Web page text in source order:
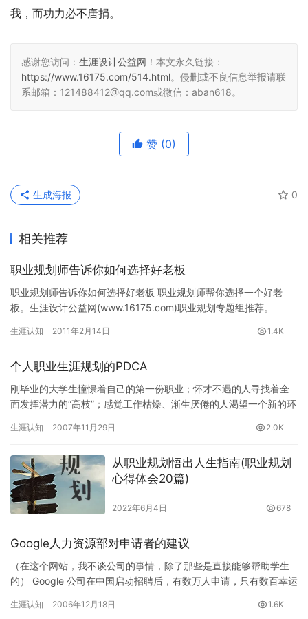
我，而功力必不唐捐。
感谢您访问： 生涯设计公益网 ！本文永久链接：
https://www.16175.com/514.html。侵删或不良信息举报请联
系邮箱：121488412@qq.com或微信：aban618。
赞 (0)
0
生成海报
相关推荐
职业规划师告诉你如何选择好老板
职业规划师告诉你如何选择好老板 职业规划师帮你选择一个好老
板。生涯设计公益网(www.16175.com)职业规划专题组推荐。
生涯认知 2011年2月14日 1.4K
个人职业生涯规划的PDCA
刚毕业的大学生憧憬着自己的第一份职业；怀才不遇的人寻找着全
面发挥潜力的“高枝”；感觉工作枯燥、渐生厌倦的人渴望一个新的环
诚…
生涯认知 2007年11月29日 2.0K
从职业规划悟出人生指南(职业规划
心得体会20篇)
2022年6月4日 678
Google人力资源部对申请者的建议
（在这个网站，我不谈公司的事情，除了那些是直接能够帮助学生
的） Google 公司在中国启动招聘后，有数万人申请，只有数百幸运
生涯认知 2006年12月18日 1.6K